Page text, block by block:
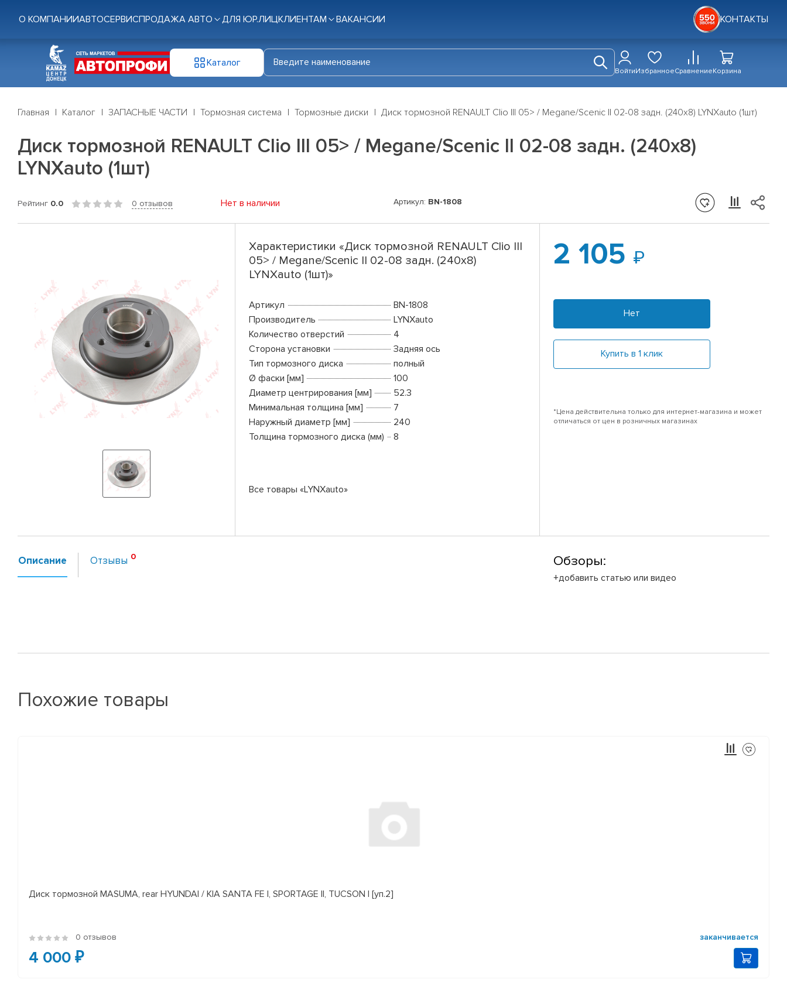
О КОМПАНИИАВТОСЕРВИСПРОДАЖА АВТО ДЛЯ ЮР.ЛИЦКЛИЕНТАМ ВАКАНСИИ КОНТАКТЫ
Каталог
ВойтиИзбранноеСравнениеКорзина
Главная Каталог ЗАПАСНЫЕ ЧАСТИ Тормозная система Тормозные диски Диск тормозной RENAULT Clio III 05> / Megane/Scenic II 02-08 задн. (240x8) LYNXauto (1шт)
Диск тормозной RENAULT Clio III 05> / Megane/Scenic II 02-08 задн. (240x8)
LYNXauto (1шт)
Рейтинг 0.0 0 отзывов Нет в наличии Артикул: BN-1808
Характеристики «Диск тормозной RENAULT Clio III
05> / Megane/Scenic II 02-08 задн. (240x8)
LYNXauto (1шт)»
Артикул
BN-1808
Производитель
LYNXauto
Количество отверстий
4
Сторона установки
Задняя ось
Тип тормозного диска
полный
Ø фаски [мм]
100
Диаметр центрирования [мм]
52.3
Минимальная толщина [мм]
7
Наружный диаметр [мм]
240
Толщина тормозного диска (мм)
8
Все товары «LYNXauto»
2 105
Нет
Купить в 1 клик
*Цена действительна только для интернет-магазина и может
отличаться от цен в розничных магазинах
Описание Отзывы Обзоры:
+добавить статью или видео
Похожие товары
Диск тормозной MASUMA, rear HYUNDAI / KIA SANTA FE I, SPORTAGE II, TUCSON I [уп.2]
0 отзывов заканчивается
4 000 ₽